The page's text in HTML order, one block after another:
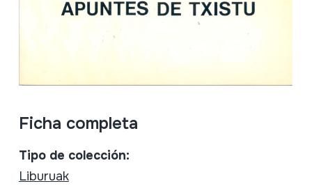
Ficha completa
Tipo de colección:
Liburuak